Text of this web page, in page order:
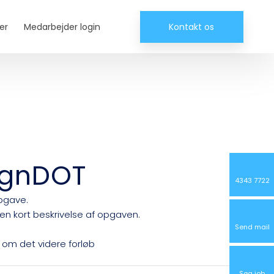
4343 7722
Send mail
Medarbejder login Kontakt os
kort beskrivelse af opgaven.
det videre forløb​